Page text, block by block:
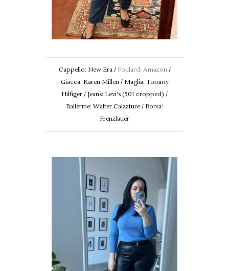
Cappello: New Era / Foulard: Amazon/
Giacca: Karen Millen / Maglia: Tommy
Hilfiger / Jeans: Levi's (501 cropped) /
Ballerine: Walter Calzature / Borsa:
Frenzlauer